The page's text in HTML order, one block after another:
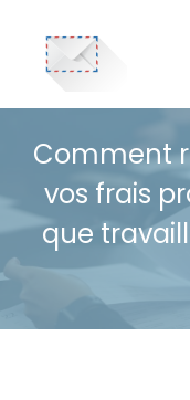
Comment
vos frais
que